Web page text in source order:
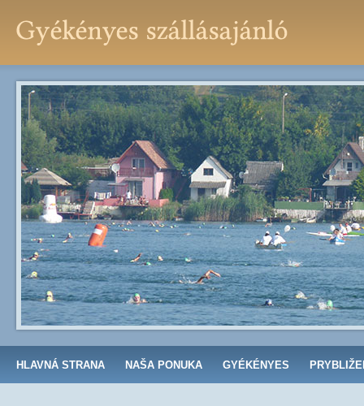
HLAVNÁ STRANA NAŠA PONUKA GYÉKÉNYES